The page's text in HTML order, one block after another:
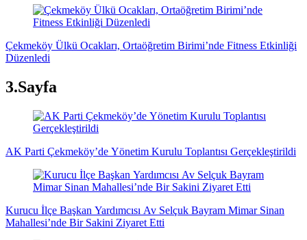
Çekmeköy Ülkü Ocakları, Ortaöğretim Birimi’nde Fitness Etkinliği
Düzenledi
3.Sayfa
AK Parti Çekmeköy’de Yönetim Kurulu Toplantısı Gerçekleştirildi
Kurucu İlçe Başkan Yardımcısı Av Selçuk Bayram Mimar Sinan
Mahallesi’nde Bir Sakini Ziyaret Etti